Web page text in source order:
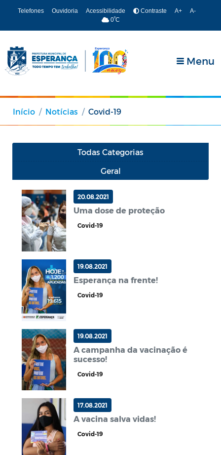
Telefones Ouvidoria Acessibilidade Contraste A+
A-
0ºC
Menu
Início Notícias Covid-19
Todas Categorias
Geral
20.08.2021
Uma dose de proteção
Covid-19
19.08.2021
Esperança na frente!
Covid-19
19.08.2021
A campanha da vacinação é
sucesso!
Covid-19
17.08.2021
A vacina salva vidas!
Covid-19